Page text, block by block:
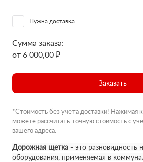
Нужна доставка
Сумма заказа:
от 6 000,00 ₽
Заказать
*Стоимость без учета доставки! Нажимая
можете рассчитать точную стоимость с
вашего адреса.
Дорожная щетка - это разновидность
оборудования, применяемая в